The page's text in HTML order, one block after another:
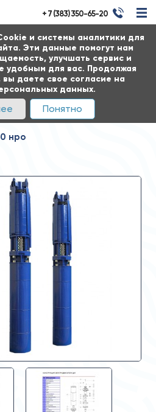
и системы аналитики для
Эти данные помогут нам
улучшать сервис и
удобным для вас. Продолжая
вы даете свое согласие на
данных.
Понятно
+ 7 (383) 350-65-20
нро